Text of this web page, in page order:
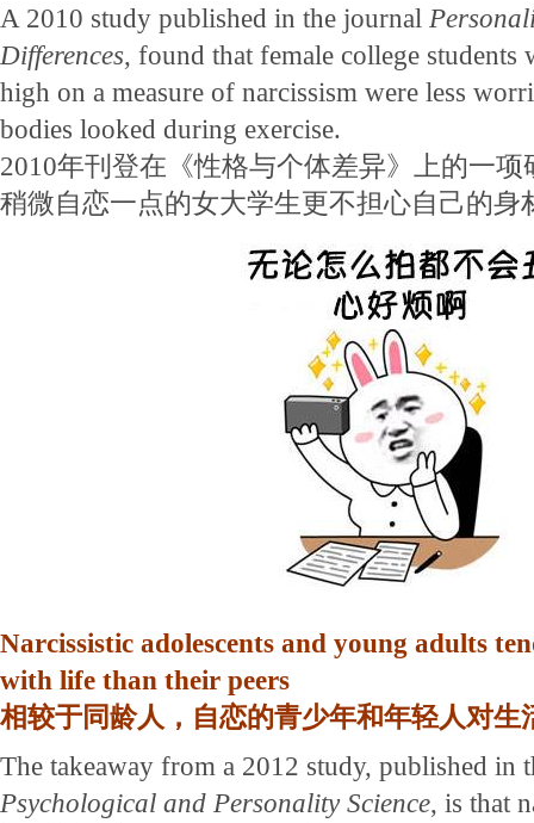
A 2010 study published in the journal
Differences, found that female college students
high on a measure of narcissism were less
bodies looked during exercise.
2010年刊登在《性格与个体差异》上的一
稍微自恋一点的女大学生更不担心自己的身
Narcissistic adolescents and young adults
with life than their peers
相较于同龄人，自恋的青少年和年轻人对生
The takeaway from a 2012 study, published in
Psychological and Personality Science, is that